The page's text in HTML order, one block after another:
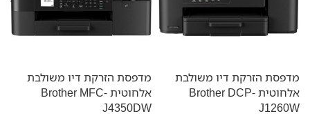
מדפסת הזרקת דיו משולבת
אלחוטית Brother DCP-
J1260W
מדפסת הזרקת דיו משולבת
אלחוטית Brother MFC-
J4350DW